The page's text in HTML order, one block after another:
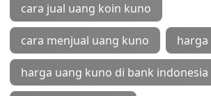
cara jual uang koin kuno
cara menjual uang kuno
harga uang kuno di bank indonesia